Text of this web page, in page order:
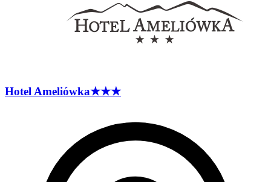
HotelAmeliówka★★★